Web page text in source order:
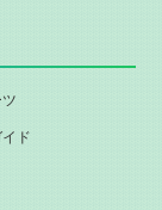
ド